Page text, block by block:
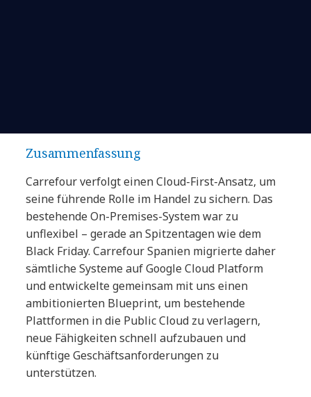
Zusammenfassung
Carrefour verfolgt einen Cloud-First-Ansatz, um
seine führende Rolle im Handel zu sichern. Das
bestehende On-Premises-System war zu
unflexibel – gerade an Spitzentagen wie dem
Black Friday. Carrefour Spanien migrierte daher
sämtliche Systeme auf Google Cloud Platform
und entwickelte gemeinsam mit uns einen
ambitionierten Blueprint, um bestehende
Plattformen in die Public Cloud zu verlagern,
neue Fähigkeiten schnell aufzubauen und
künftige Geschäftsanforderungen zu
unterstützen.